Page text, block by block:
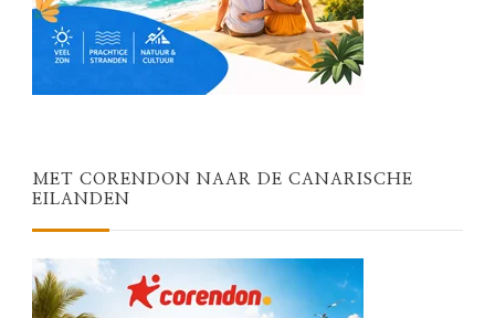
MET CORENDON NAAR DE CANARISCHE
EILANDEN